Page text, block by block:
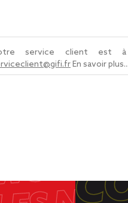
service client est
En savoir plus...